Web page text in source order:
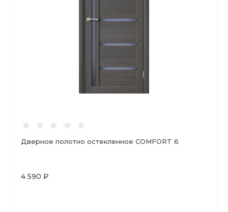
Дверное полотно остекленное COMFORT 6
4 590 ₽